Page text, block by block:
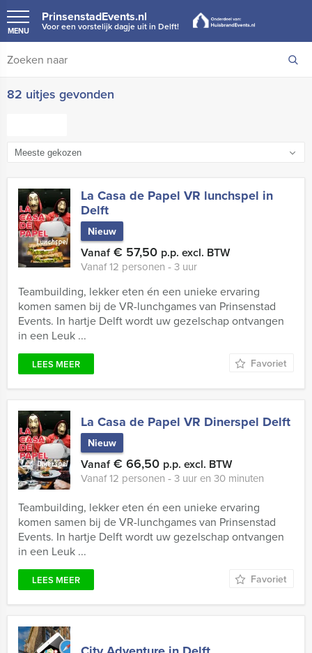
PrinsenstadEvents.nl
Voor een vorstelijk dagje uit in Delft!
MENU
82 uitjes gevonden
La Casa de Papel VR lunchspel in
Delft
Nieuw
Vanaf€ 57,50 p.p. excl. BTW
Vanaf 12 personen ‐ 3 uur
Teambuilding, lekker eten én een unieke ervaring
komen samen bij de VR-lunchgames van Prinsenstad
Events. In hartje Delft wordt uw gezelschap ontvangen
in een Leuk ...
LEES MEER Favoriet
La Casa de Papel VR Dinerspel Delft
Nieuw
Vanaf€ 66,50 p.p. excl. BTW
Vanaf 12 personen ‐ 3 uur en 30 minuten
Teambuilding, lekker eten én een unieke ervaring
komen samen bij de VR-lunchgames van Prinsenstad
Events. In hartje Delft wordt uw gezelschap ontvangen
in een Leuk ...
LEES MEER Favoriet